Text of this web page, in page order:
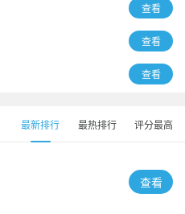
查看
查看
查看
查看
最新排行 最热排行 评分最高
查看